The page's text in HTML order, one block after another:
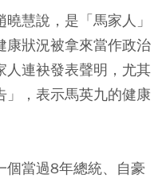
慧說，是「馬家人」
康狀況被拿來當作政治
人連袂發表聲明，尤其
」，表示馬英九的健康
個當過8年總統、自豪